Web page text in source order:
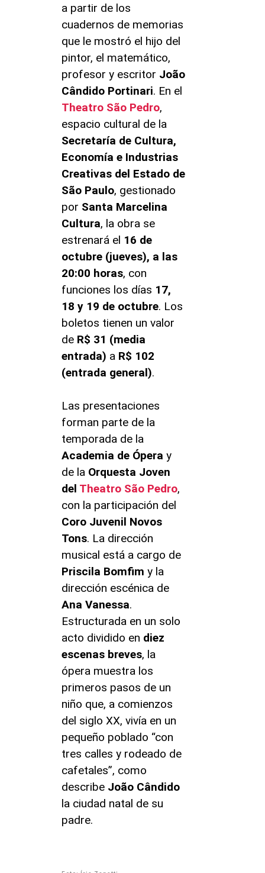
a partir de los
cuadernos de memorias
que le mostró el hijo del
pintor, el matemático,
profesor y escritor João
Cândido Portinari. En el
Theatro São Pedro,
espacio cultural de la
Secretaría de Cultura,
Economía e Industrias
Creativas del Estado de
São Paulo, gestionado
por Santa Marcelina
Cultura, la obra se
estrenará el 16 de
octubre (jueves), a las
20:00 horas, con
funciones los días 17,
18 y 19 de octubre. Los
boletos tienen un valor
de R$ 31 (media
entrada) a R$ 102
(entrada general).
Las presentaciones
forman parte de la
temporada de la
Academia de Ópera y
de la Orquesta Joven
del Theatro São Pedro,
con la participación del
Coro Juvenil Novos
Tons. La dirección
musical está a cargo de
Priscila Bomfim y la
dirección escénica de
Ana Vanessa.
Estructurada en un solo
acto dividido en diez
escenas breves, la
ópera muestra los
primeros pasos de un
niño que, a comienzos
del siglo XX, vivía en un
pequeño poblado “con
tres calles y rodeado de
cafetales”, como
describe João Cândido
la ciudad natal de su
padre.